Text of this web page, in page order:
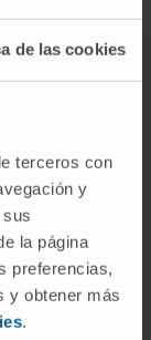
de las cookies
terceros con
y
la página
preferencias,
y obtener más
.
de
aquellos
forma
estudio
u otras
de